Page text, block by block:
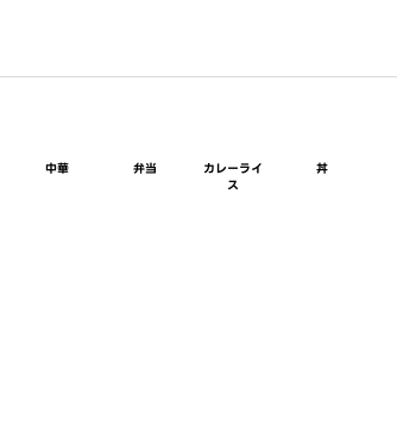
中華 弁当
カレーライ
ス
丼